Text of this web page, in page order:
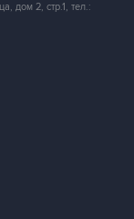
дом 2, стр.1, тел.: